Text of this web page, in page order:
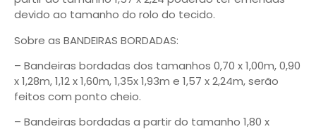
devido ao tamanho do rolo do tecido.
Sobre as BANDEIRAS BORDADAS:
– Bandeiras bordadas dos tamanhos 0,70 x 1,00m, 0,90
x 1,28m, 1,12 x 1,60m, 1,35x 1,93m e 1,57 x 2,24m, serão
feitos com ponto cheio.
– Bandeiras bordadas a partir do tamanho 1,80 x